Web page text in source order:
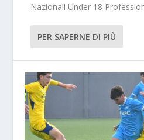
Nazionali Under 18
PER SAPERNE DI PIÙ